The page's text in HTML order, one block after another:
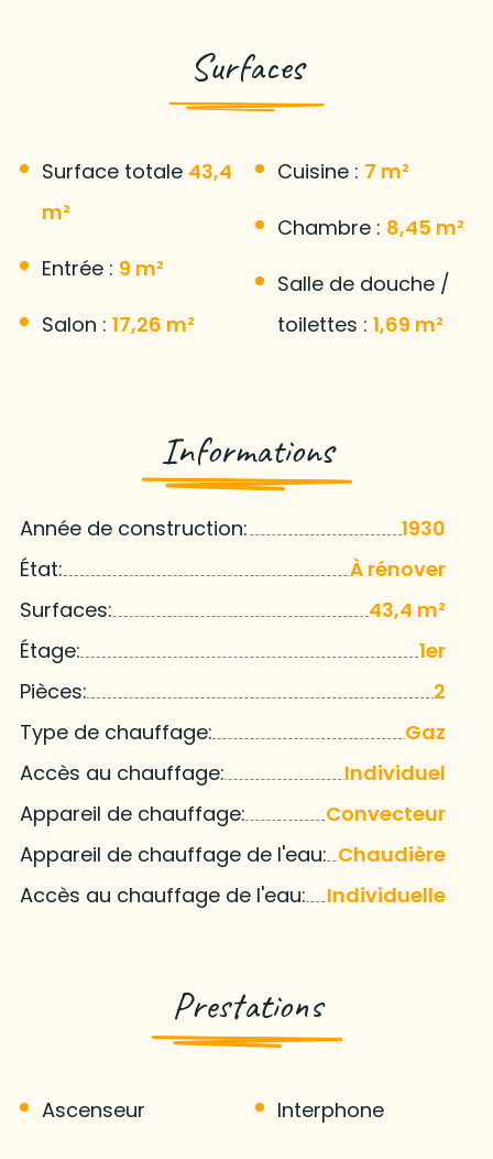
Surfaces
Surface totale 43,4
m²
Entrée : 9 m²
Salon : 17,26 m²
Cuisine : 7 m²
Chambre : 8,45 m²
Salle de douche /
toilettes : 1,69 m²
Informations
Année de construction:
1930
État:
À rénover
Surfaces:
43,4 m²
Étage:
1er
Pièces:
2
Type de chauffage:
Gaz
Accès au chauffage:
Individuel
Appareil de chauffage:
Convecteur
Appareil de chauffage de l'eau: Chaudière
Accès au chauffage de l'eau:
Individuelle
Prestations
Ascenseur Interphone